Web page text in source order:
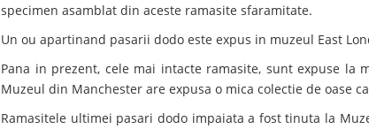
specimen asamblat din aceste ramasite sfaramitate.
Un ou apartinand pasarii dodo este expus in muzeul East
Pana in prezent, cele mai intacte ramasite, sunt expuse
Muzeul din Manchester are expusa o mica colectie de oase
Ramasitele ultimei pasari dodo impaiata a fost tinuta la